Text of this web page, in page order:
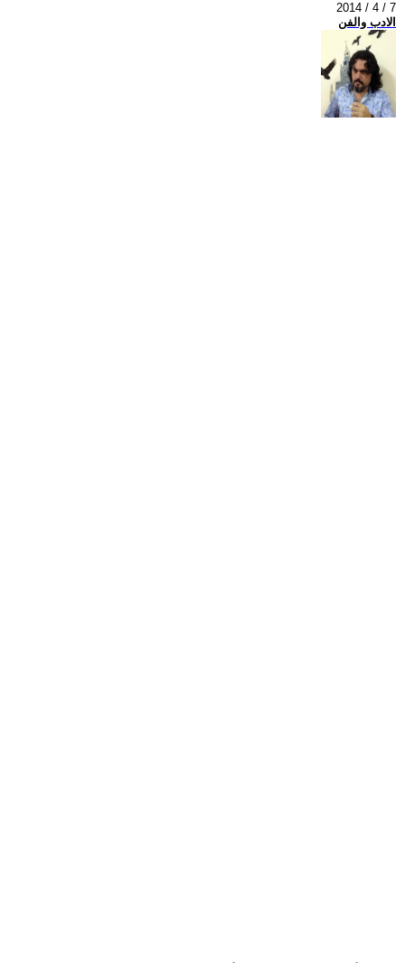
2014 / 4 / 7
الادب والفن